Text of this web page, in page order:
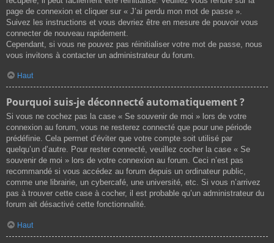
page de connexion et cliquer sur « J’ai perdu mon mot de passe ».
Suivez les instructions et vous devriez être en mesure de pouvoir vous
connecter de nouveau rapidement.
Cependant, si vous ne pouvez pas réinitialiser votre mot de passe, nous
vous invitons à contacter un administrateur du forum.
Haut
Pourquoi suis-je déconnecté automatiquement ?
Si vous ne cochez pas la case « Se souvenir de moi » lors de votre
connexion au forum, vous ne resterez connecté que pour une période
prédéfinie. Cela permet d’éviter que votre compte soit utilisé par
quelqu’un d’autre. Pour rester connecté, veuillez cocher la case « Se
souvenir de moi » lors de votre connexion au forum. Ceci n’est pas
recommandé si vous accédez au forum depuis un ordinateur public,
comme une librairie, un cybercafé, une université, etc. Si vous n’arrivez
pas à trouver cette case à cocher, il est probable qu’un administrateur du
forum ait désactivé cette fonctionnalité.
Haut